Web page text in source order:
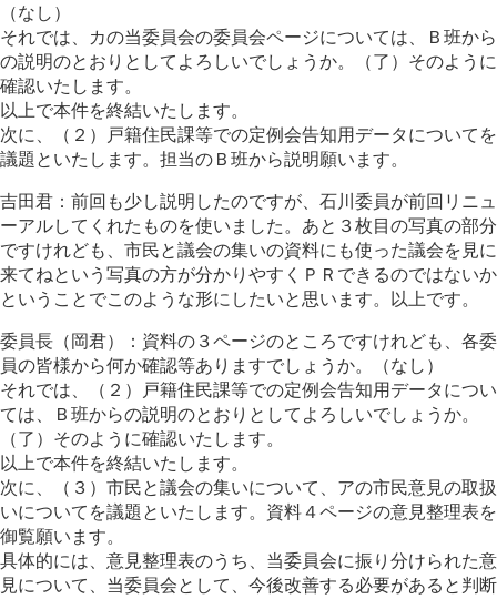
（なし）
それでは、カの当委員会の委員会ページについては、Ｂ班から
の説明のとおりとしてよろしいでしょうか。（了）そのように
確認いたします。
以上で本件を終結いたします。
次に、（２）戸籍住民課等での定例会告知用データについてを
議題といたします。担当のＢ班から説明願います。
吉田君：前回も少し説明したのですが、石川委員が前回リニュ
ーアルしてくれたものを使いました。あと３枚目の写真の部分
ですけれども、市民と議会の集いの資料にも使った議会を見に
来てねという写真の方が分かりやすくＰＲできるのではないか
ということでこのような形にしたいと思います。以上です。
委員長（岡君）：資料の３ページのところですけれども、各委
員の皆様から何か確認等ありますでしょうか。（なし）
それでは、（２）戸籍住民課等での定例会告知用データについ
ては、Ｂ班からの説明のとおりとしてよろしいでしょうか。
（了）そのように確認いたします。
以上で本件を終結いたします。
次に、（３）市民と議会の集いについて、アの市民意見の取扱
いについてを議題といたします。資料４ページの意見整理表を
御覧願います。
具体的には、意見整理表のうち、当委員会に振り分けられた意
見について、当委員会として、今後改善する必要があると判断